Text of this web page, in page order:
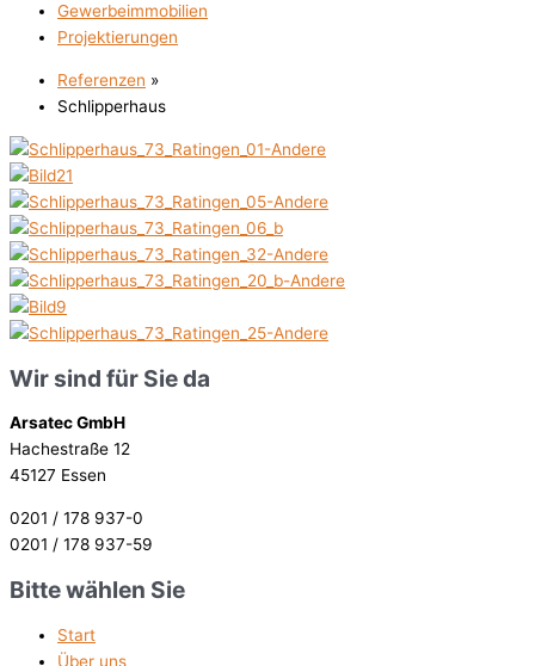
Gewerbeimmobilien
Projektierungen
Referenzen »
Schlipperhaus
Wir sind für Sie da
Arsatec GmbH
Hachestraße 12
45127 Essen
0201 / 178 937-0
0201 / 178 937-59
Bitte wählen Sie
Start
Über uns